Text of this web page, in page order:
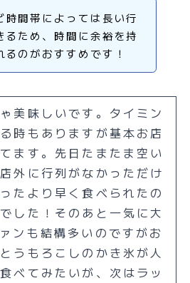
時間帯によっては長い行
るため、時間に余裕を持
るのがおすすめです！
美味しいです。タイミン
時もありますが基本お店
ます。先日たまたま空い
外に行列がなかっただけ
たより早く食べられたの
した！そのあと一気に大
ンも結構多いのですがお
うもろこしのかき氷が人
べてみたいが、次はラッ